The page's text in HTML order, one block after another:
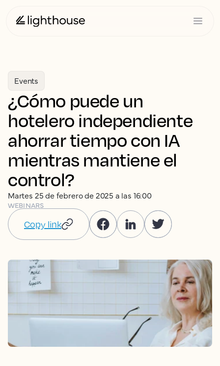
Events
¿Cómo puede un
hotelero independiente
ahorrar tiempo con IA
mientras mantiene el
control?
Martes 25 de febrero de 2025 a las 16:00
WEBINARS
Copy link